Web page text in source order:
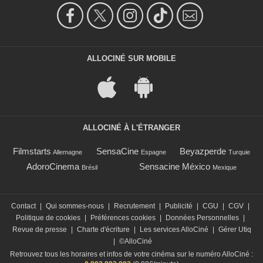
ALLOCINÉ SUR MOBILE
ALLOCINÉ À L'ÉTRANGER
Filmstarts Allemagne SensaCine Espagne Beyazperde Turquie
AdoroCinema Brésil Sensacine México Mexique
Contact Qui sommes-nous Recrutement Publicité CGU CGV
Politique de cookies
Préférences cookies Données Personnelles
Revue de presse
Charte d'écriture Les services AlloCiné
Gérer Utiq
©AlloCiné
Retrouvez tous les horaires et infos de votre cinéma sur le numéro AlloCiné :